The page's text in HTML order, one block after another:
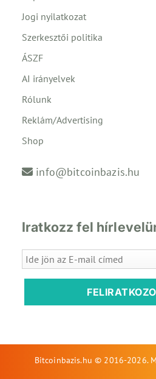
Jogi nyilatkozat
Szerkesztői politika
ÁSZF
AI irányelvek
Rólunk
Reklám/Advertising
Shop
info@bitcoinbazis.hu
Iratkozz fel
Bitcoinbazis.hu © 2016-2026.